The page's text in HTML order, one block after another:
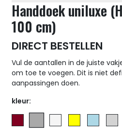
Handdoek uniluxe
100 cm)
DIRECT BESTELLEN
Vul de aantallen in de juiste
om toe te voegen. Dit is niet
aanpassingen doen.
kleur: